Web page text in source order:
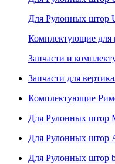
Для Рулонных штор
Комплектующие для
Запчасти и
Запчасти для
Комплектующие
Для Рулонных штор
Для Рулонных штор
Для Рулонных штор